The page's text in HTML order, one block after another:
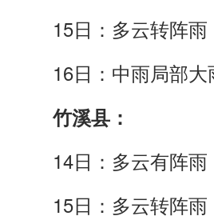
15日：多云转阵
16日：中雨局部
竹溪县：
14日：多云有阵
15日：多云转阵